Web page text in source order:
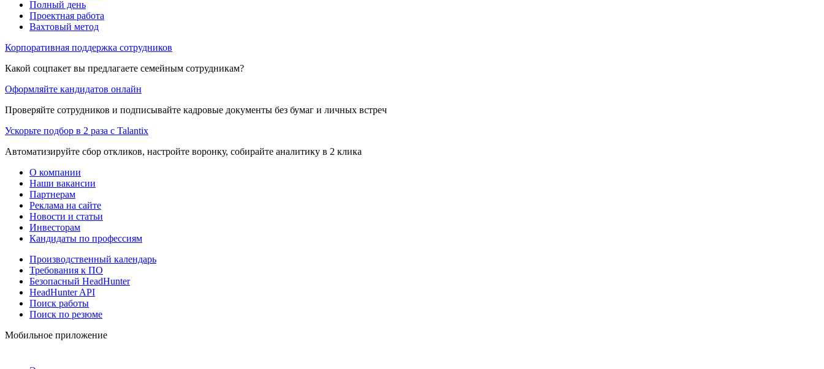
Полный день
Проектная работа
Вахтовый метод
Корпоративная поддержка сотрудников
Какой соцпакет вы предлагаете семейным сотрудникам?
Оформляйте кандидатов онлайн
Проверяйте сотрудников и подписывайте кадровые документы без бумаг и личных встреч
Ускорьте подбор в 2 раза с Talantix
Автоматизируйте сбор откликов, настройте воронку, собирайте аналитику в 2 клика
О компании
Наши вакансии
Партнерам
Реклама на сайте
Новости и статьи
Инвесторам
Кандидаты по профессиям
Производственный календарь
Требования к ПО
Безопасный HeadHunter
HeadHunter API
Поиск работы
Поиск по резюме
Мобильное приложение